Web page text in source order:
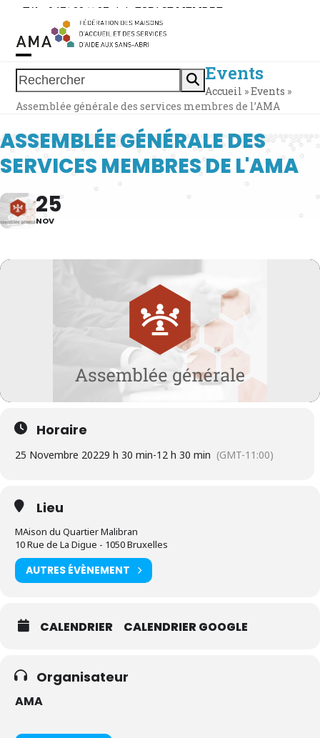
Skip
content
Tél. : 0471 38 11 37 | | ESPACE MEMBRE
Rechercher
Open
mobile
Close
mobile
Events
Accueil »Events »
Assemblée générale des services membres de l’AMA
ASSEMBLÉE GÉNÉRALE DES
SERVICES MEMBRES DE L'AMA
25
NOV
Horaire
25 Novembre 20229 h 30 min-12 h 30 min (GMT-11:00)
Lieu
MAison du Quartier Malibran
10 Rue de La Digue - 1050 Bruxelles
AUTRES ÉVÈNEMENT
CALENDRIER CALENDRIER GOOGLE
Organisateur
AMA